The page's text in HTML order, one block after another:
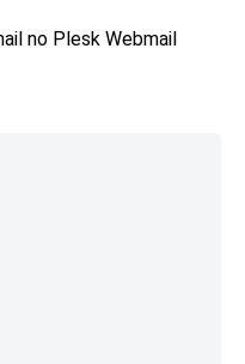
no Plesk Webmail